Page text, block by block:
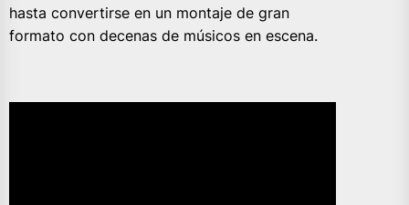
hasta convertirse en un montaje de gran
formato con decenas de músicos en escena.